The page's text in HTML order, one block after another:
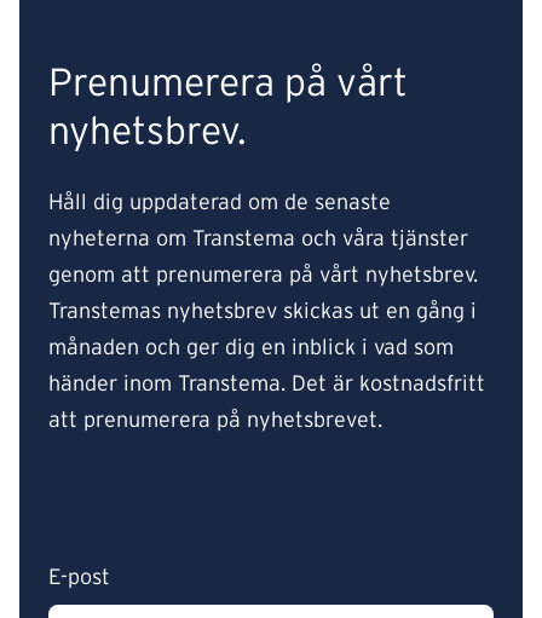
Prenumerera på vårt
nyhetsbrev.
Håll dig uppdaterad om de senaste
nyheterna om Transtema och våra tjänster
genom att prenumerera på vårt nyhetsbrev.
Transtemas nyhetsbrev skickas ut en gång i
månaden och ger dig en inblick i vad som
händer inom Transtema. Det är kostnadsfritt
att prenumerera på nyhetsbrevet.
E-post